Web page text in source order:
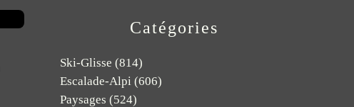
Catégories
Ski-Glisse (814)
Escalade-Alpi (606)
Paysages (524)